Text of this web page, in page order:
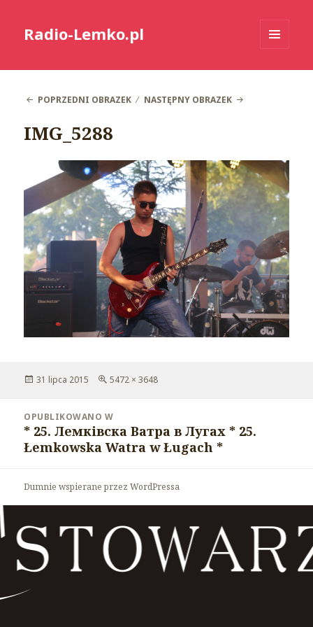
Radio-Lemko.pl
POPRZEDNI OBRAZEK
NASTĘPNY OBRAZEK
IMG_5288
Opublikowano
31 lipca 2015
Pełny
5472 × 3648
wpisu
OPUBLIKOWANO W
* 25. Лемківска Ватра в Лугах * 25.
Łemkowska Watra w Ługach *
Dumnie wspierane przez WordPressa